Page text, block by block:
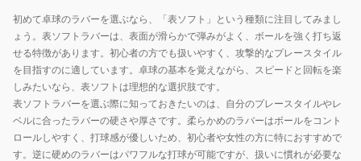
初めて卓球のラバーを選ぶなら、「表ソフト」という種類に注目してみまし
ょう。表ソフトラバーは、表面が滑らかで弾みがよく、ボールを強く打ち返
せる特徴があります。初心者の方でも扱いやすく、攻撃的なプレースタイル
を目指すのに適しています。卓球の基本を覚えながら、スピードと回転を楽
しみたいなら、表ソフトは理想的な選択肢です。
表ソフトラバーを選ぶ際に知っておきたいのは、自分のプレースタイルやレ
ベルに合ったラバーの硬さや厚さです。柔らかめのラバーはボールをコント
ロールしやすく、打球感が優しいため、初心者や女性の方に特におすすめで
す。逆に硬めのラバーはパワフルな打球が可能ですが、扱いに慣れが必要な